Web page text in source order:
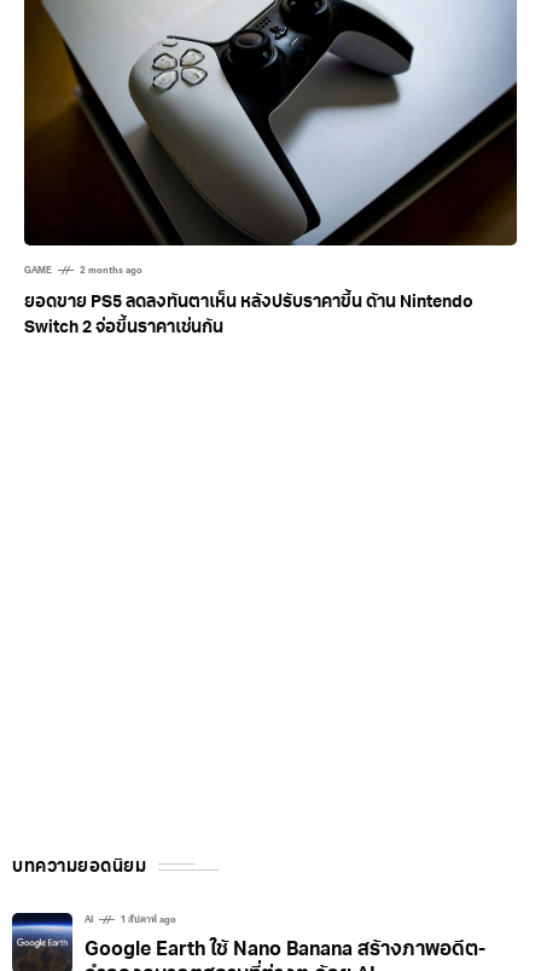
GAME 2 months ago
ยอดขาย PS5 ลดลงทันตาเห็น หลังปรับราคาขึ้น ด้าน Nintendo
Switch 2 จ่อขึ้นราคาเช่นกัน
บทความยอดนิยม
AI 1 สัปดาห์ ago
Google Earth ใช้ Nano Banana สร้างภาพอดีต-